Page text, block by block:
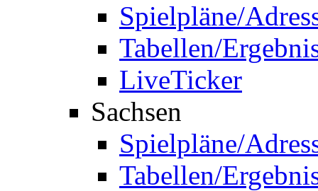
Spielpläne/
Tabellen/
LiveTicker
Sachsen
Spielpläne/
Tabellen/